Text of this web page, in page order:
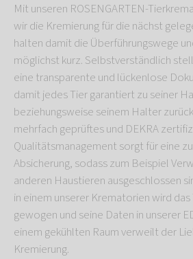
Mit unseren ROSENGARTEN-
wir die Kremierung für die nächst
halten damit die Überführungswege
möglichst kurz. Selbstverständlich
eine transparente und lückenlose
damit jedes Tier garantiert zu seiner
beziehungsweise seinem Halter
mehrfach geprüftes und DEKRA
Qualitätsmanagement sorgt für eine
Absicherung, sodass zum Beispiel
anderen Haustieren ausgeschlossen
in einem unserer Krematorien wird
gewogen und seine Daten in unserer
einem gekühlten Raum verweilt der
Kremierung.